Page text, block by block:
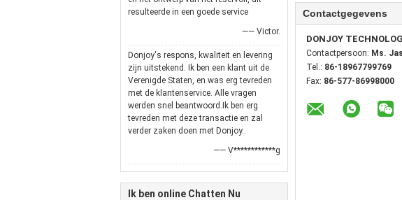
resulteerde in een goede service
—— Victor.
Donjoy's respons, kwaliteit en levering
zijn uitstekend. Ik ben een klant uit de
Verenigde Staten, en was erg tevreden
met de klantenservice. Alle vragen
werden snel beantwoord.Ik ben erg
tevreden met deze transactie en zal
verder zaken doen met Donjoy..
—— V************g
Ik ben online Chatten Nu
Contactgegevens
DONJOY
Contactpersoon: Ms.
Tel.: 86-18967799769
Fax: 86-577-86998000